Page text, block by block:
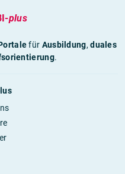
plus
für Ausbildung,duales
.